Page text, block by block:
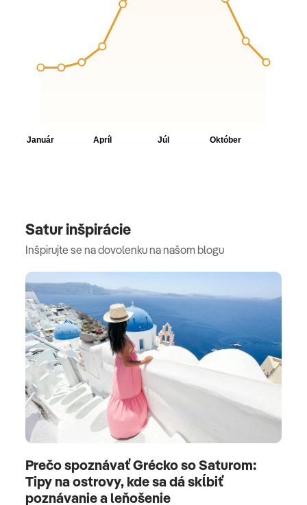
Satur inšpirácie
Inšpirujte se na dovolenku na našom blogu
Prečo spoznávať Grécko so Saturom:
Tipy na ostrovy, kde sa dá skĺbiť
poznávanie a leňošenie